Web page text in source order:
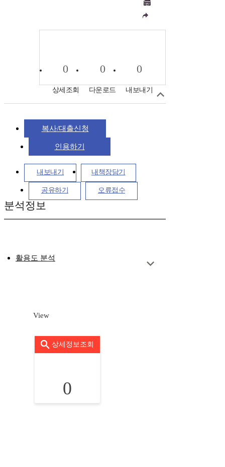
0
상세조회
0
다운로드
0
내보내기
복사/대출신청
인용하기
내보내기 내책장담기
공유하기 오류접수
분석정보
활용도 분석
View
상세정보조회
0